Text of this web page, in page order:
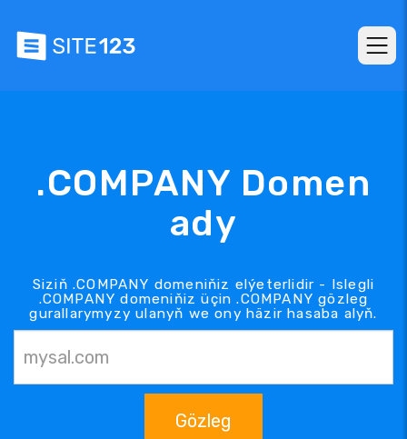
.COMPANY Domen
ady
Siziň .COMPANY domeniňiz elýeterlidir - Islegli
.COMPANY domeniňiz üçin .COMPANY gözleg
gurallarymyzy ulanyň we ony häzir hasaba alyň.
Gözleg